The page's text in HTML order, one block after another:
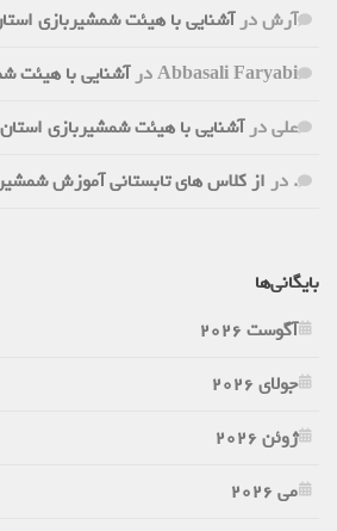
آرشدرآشنایی با هیئت شمشیربازی
Abbasali Faryabiدرآشنایی با هیئت
علیدرآشنایی با هیئت شمشیربازی
. در از کلاس های تابستانی آموزش
بایگانی‌ها
آگوست 2026
جولای 2026
ژوئن 2026
می 2026